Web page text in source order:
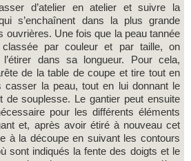
d’atelier en atelier et suivre la
s’enchaînent dans la plus grande
ouvrières. Une fois que la peau tannée
par couleur et par taille, on
l’étirer dans sa longueur. Pour cela,
de la table de coupe et tire tout en
casser la peau, tout en lui donnant le
de souplesse. Le gantier peut ensuite
pour les différents éléments
et, après avoir étiré à nouveau cet
à la découpe en suivant les contours
sont indiqués la fente des doigts et le